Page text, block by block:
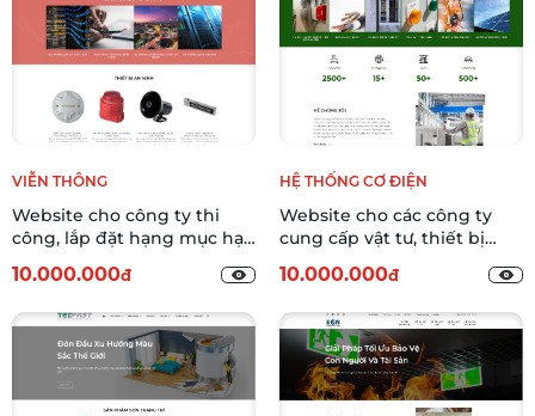
VIỄN THÔNG
Website cho công ty thi
công, lắp đặt hạng mục hạ
10.000.000đ
HỆ THỐNG CƠ ĐIỆN
Website cho các công ty
cung cấp vật tư, thiết bị
10.000.000đ